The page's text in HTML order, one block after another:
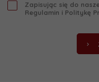
Zapisując się do
Regulamin i Politykę